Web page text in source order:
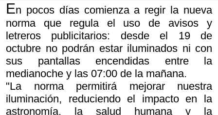
En pocos días comienza a regir la nueva
norma que regula el uso de avisos y
letreros publicitarios: desde el 19 de
octubre no podrán estar iluminados ni con
sus pantallas encendidas entre la
medianoche y las 07:00 de la mañana.
"La norma permitirá mejorar nuestra
iluminación, reduciendo el impacto en la
astronomía, la salud humana y la